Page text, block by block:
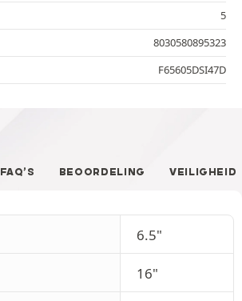
5
8030580895323
F65605DSI47D
FAQ’S BEOORDELING VEILIGHEID
6.5"
16"